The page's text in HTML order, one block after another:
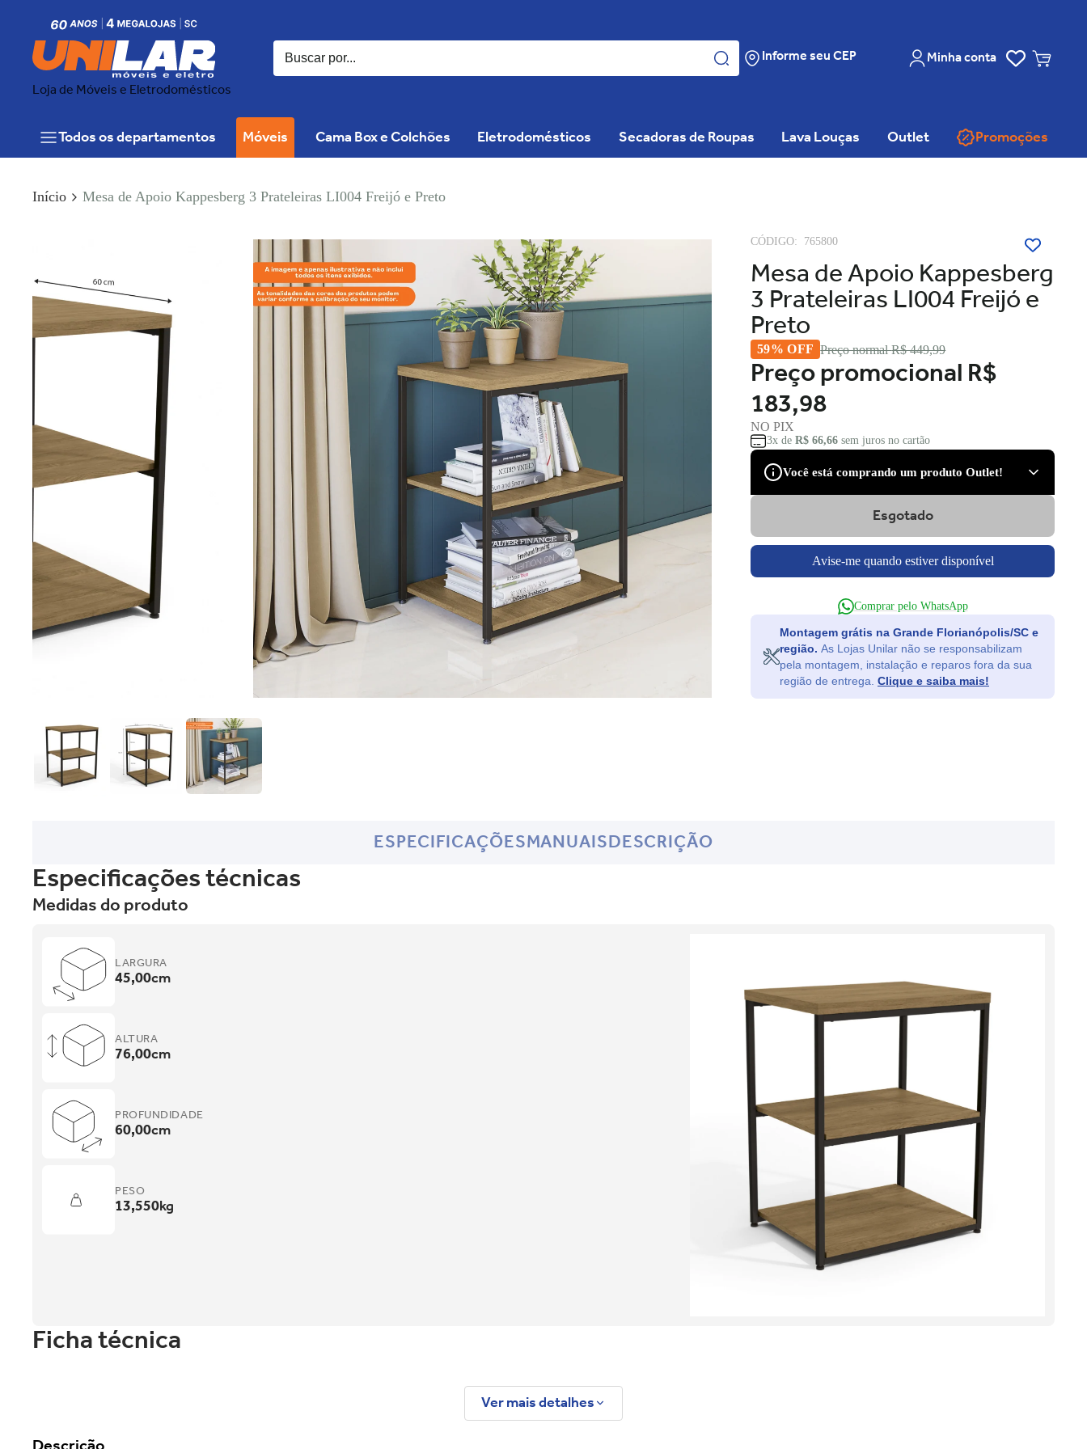
Loja de Móveis e Eletrodomésticos
Informe seu CEP Minha conta
Todos os departamentos Móveis Cama Box e Colchões Eletrodomésticos Secadoras de Roupas Lava Louças Outlet Promoções
Início Mesa de Apoio Kappesberg 3 Prateleiras LI004 Freijó e Preto
CÓDIGO: 765800
Mesa de Apoio Kappesberg
3 Prateleiras LI004 Freijó e
Preto
59% OFF Preço normalR$ 449,99
Preço promocionalR$
183,98
NO PIX
3x de R$ 66,66 sem juros no cartão
Você está comprando um produto Outlet!
São produtos com desconto de várias marcas, que podem
serem apenas ponta de estoque, não tendo nenhum dano.
Você tem direito à garantia?
Claro! Você terá a garantia legal e de fábrica para defeitos
de fabricação.
Ficou com dúvida e não quer perder a oportunidade?
Esgotado
Avise-me quando estiver disponível
Comprar pelo WhatsApp
Montagem grátis na Grande Florianópolis/SC e
região.
pela montagem, instalação e reparos fora da sua
região de entrega. Clique e saiba mais!
ESPECIFICAÇÕESMANUAISDESCRIÇÃO
Especificações técnicas
Medidas do produto
LARGURA
45,00cm
ALTURA
76,00cm
PROFUNDIDADE
60,00cm
PESO
13,550kg
Ficha técnica
Ver mais detalhes